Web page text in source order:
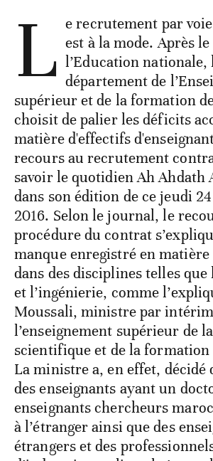
L e recrutement par
est à la mode. Après
l’Education nationale,
département de
supérieur et de la formation
choisit de palier les déficits
matière d'effectifs
recours au recrutement
savoir le quotidien Ah Ahdath
dans son édition de ce jeudi
2016. Selon le journal, le
procédure du contrat
manque enregistré en matière
dans des disciplines telles
et l’ingénierie, comme
Moussali, ministre par
l’enseignement supérieur de
scientifique et de la formation
La ministre a, en effet, décidé
des enseignants ayant un
enseignants chercheurs
à l’étranger ainsi que des
étrangers et des